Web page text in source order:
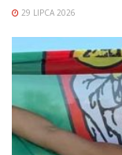
29 LIPCA 2026